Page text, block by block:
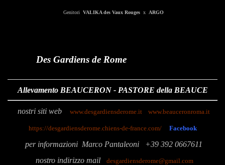
Genitori VALIKA des Vaux Rougesx ARGO
Des Gardiens de Rome
Allevamento BEAUCERON - PASTORE della BEAUCE
nostri siti web www.desgardiensderome.it www.beauceronroma.it
https://desgardiensderome.chiens-de-france.com/ Facebook
per informazioni Marco Pantaleoni
+39 392 0667611
nostro indirizzo mail
desgardiensderome@gmail.com